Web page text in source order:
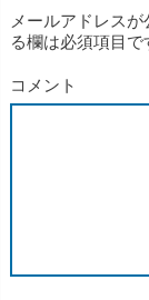
メールアドレスが
る欄は必須項目で
コメント